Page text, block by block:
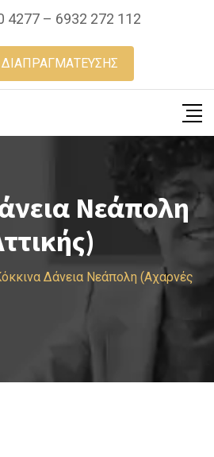
4277 – 6932 272 112
ΔΙΑΠΡΑΓΜΑΤΕΥΣΗΣ
Νεάπολη
Δάνεια Νεάπολη (Αχαρνές